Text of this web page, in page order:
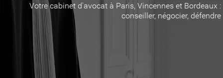
Votre cabinet d'avocat à Paris, Vincennes et Bordeaux :
conseiller, négocier, défendre